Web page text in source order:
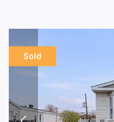
Sold